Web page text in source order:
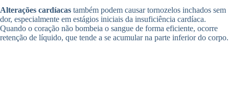
Alterações cardíacas também podem causar tornozelos inchados sem
dor, especialmente em estágios iniciais da insuficiência cardíaca.
Quando o coração não bombeia o sangue de forma eficiente, ocorre
retenção de líquido, que tende a se acumular na parte inferior do corpo.